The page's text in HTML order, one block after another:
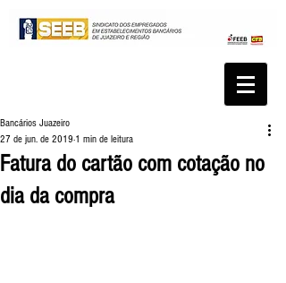
Fatura do cartão com cotação no
dia da compra
Bancários Juazeiro
27 de jun. de 2019 1 min de leitura